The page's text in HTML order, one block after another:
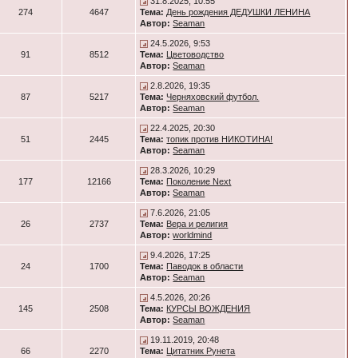
274 4647
Тема: День рождения ДЕДУШКИ ЛЕНИНА
Автор: Seaman
91 8512
24.5.2026, 9:53
Тема: Цветоводство
Автор: Seaman
87 5217
2.8.2026, 19:35
Тема: Черняховский футбол.
Автор: Seaman
51 2445
22.4.2025, 20:30
Тема: топик против НИКОТИНА!
Автор: Seaman
177 12166
28.3.2026, 10:29
Тема: Поколение Next
Автор: Seaman
26 2737
7.6.2026, 21:05
Тема: Вера и религия
Автор: worldmind
24 1700
9.4.2026, 17:25
Тема: Паводок в области
Автор: Seaman
145 2508
4.5.2026, 20:26
Тема: КУРСЫ ВОЖДЕНИЯ
Автор: Seaman
66 2270
19.11.2019, 20:48
Тема: Цитатник Рунета